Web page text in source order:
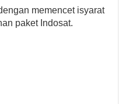
memencet isyarat
paket Indosat.